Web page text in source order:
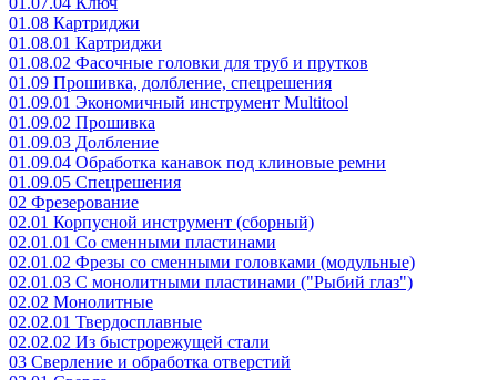
01.08 Картриджи
01.08.01 Картриджи
01.08.02 Фасочные головки для труб и прутков
01.09 Прошивка, долбление, спецрешения
01.09.01 Экономичный инструмент Multitool
01.09.02 Прошивка
01.09.03 Долбление
01.09.04 Обработка канавок под клиновые ремни
01.09.05 Спецрешения
02 Фрезерование
02.01 Корпусной инструмент (сборный)
02.01.01 Со сменными пластинами
02.01.02 Фрезы со сменными головками (модульные)
02.01.03 С монолитными пластинами ("Рыбий глаз")
02.02 Монолитные
02.02.01 Твердосплавные
02.02.02 Из быстрорежущей стали
03 Сверление и обработка отверстий